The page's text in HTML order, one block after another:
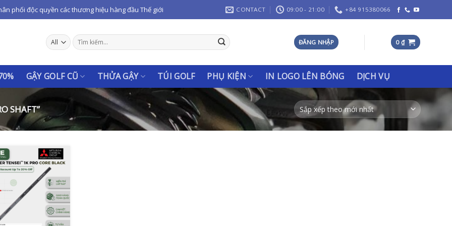
phối độc quyền các thương hiệu hàng đầu Thế giới CONTACT 09:00 - 21:00 +84 915380066
Tìm
kiếm:
ĐĂNG NHẬP 0 ₫
GẬY GOLF CŨ THỬA GẬY TÚI GOLF PHỤ KIỆN IN LOGO LÊN BÓNG DỊCH VỤ
SHAFT”